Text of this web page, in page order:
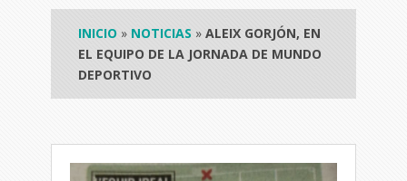
INICIO » NOTICIAS » ALEIX GORJÓN, EN
EL EQUIPO DE LA JORNADA DE MUNDO
DEPORTIVO